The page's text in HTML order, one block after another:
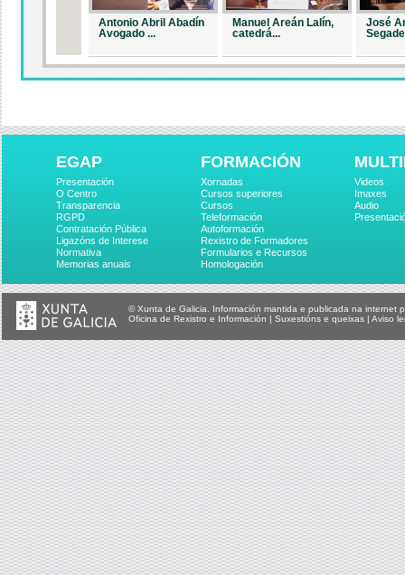
Antonio Abril Abadín
Avogado ...
Manuel Areán Lalín,
catedrá...
José
Inauguración do
Inauguración do
A
EGAP
Presentación
O Centro
Transparencia
RGPD
Contratación Pública
Ligazóns de Interese
Normativa
Memorias anuais
FORMACIÓN
Xornadas
Cursos superiores
Cursos
Teleformación
Autoformación
Rexistro de Formadores
Formularios e Recursos
Homologación
Videos
Imaxes
Audio
© Xunta de Galicia. Información mantida e publicada na internet
Oficina de Rexistro e Información | Suxestións e queixas | Aviso